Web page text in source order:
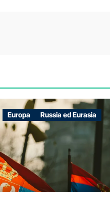
Europa Russia ed Eurasia